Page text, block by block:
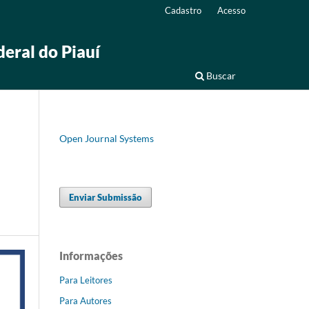
do Piauí
Buscar
Cadastro Acesso
Open Journal Systems
Enviar Submissão
Informações
Para Leitores
Para Autores